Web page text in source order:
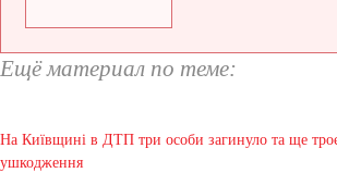
Ещё материал по теме:
На Київщині в ДТП три особи загинуло та ще
ушкодження